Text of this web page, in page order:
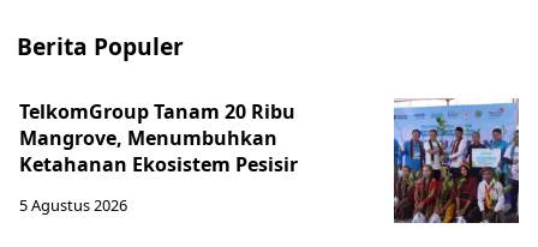
Berita Populer
TelkomGroup Tanam 20 Ribu
Mangrove, Menumbuhkan
Ketahanan Ekosistem Pesisir
5 Agustus 2026